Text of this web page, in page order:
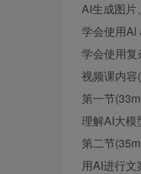
AI生成图片
学会使用Al
学会使用
视频课内容
第一节
理解AI大模
第二节
用AI进行